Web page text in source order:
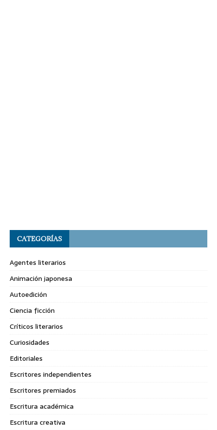
CATEGORÍAS
Agentes literarios
Animación japonesa
Autoedición
Ciencia ficción
Críticos literarios
Curiosidades
Editoriales
Escritores independientes
Escritores premiados
Escritura académica
Escritura creativa